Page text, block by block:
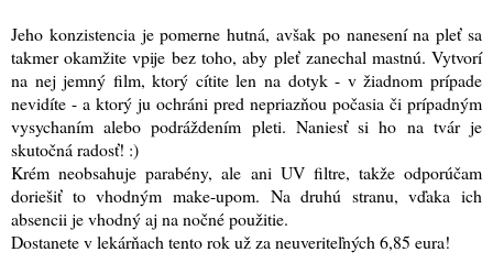
Jeho konzistencia je pomerne hutná, avšak po nanesení na pleť sa
takmer okamžite vpije bez toho, aby pleť zanechal mastnú. Vytvorí
na nej jemný film, ktorý cítite len na dotyk - v žiadnom prípade
nevidíte - a ktorý ju ochráni pred nepriazňou počasia či prípadným
vysychaním alebo podráždením pleti. Naniesť si ho na tvár je
skutočná radosť! :)
Krém neobsahuje parabény, ale ani UV filtre, takže odporúčam
doriešiť to vhodným make-upom. Na druhú stranu, vďaka ich
absencii je vhodný aj na nočné použitie.
Dostanete v lekárňach tento rok už za neuveriteľných 6,85 eura!